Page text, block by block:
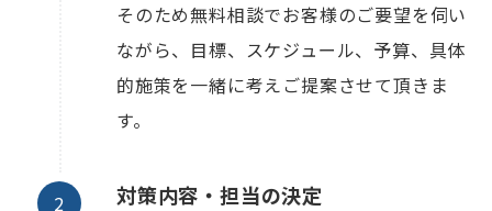
そのため無料相談でお客様のご要望を伺い
ながら、目標、スケジュール、予算、具体
的施策を一緒に考えご提案させて頂きま
す。
対策内容・担当の決定